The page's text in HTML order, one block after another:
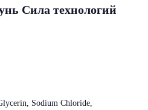
Сила технологий
Sodium Chloride,